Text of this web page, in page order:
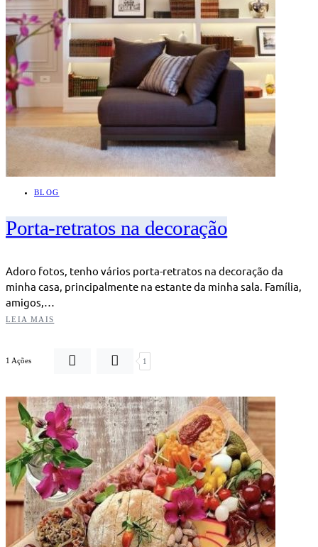
BLOG
Porta-retratos na decoração
Adoro fotos, tenho vários porta-retratos na decoração da
minha casa, principalmente na estante da minha sala. Família,
amigos,…
LEIA MAIS
1 Ações 1